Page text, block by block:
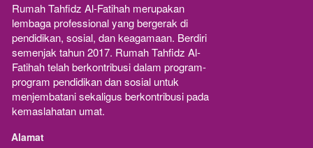
Rumah Tahfidz Al-Fatihah merupakan
lembaga professional yang bergerak di
pendidikan, sosial, dan keagamaan. Berdiri
semenjak tahun 2017. Rumah Tahfidz Al-
Fatihah telah berkontribusi dalam program-
program pendidikan dan sosial untuk
menjembatani sekaligus berkontribusi pada
kemaslahatan umat.
Alamat